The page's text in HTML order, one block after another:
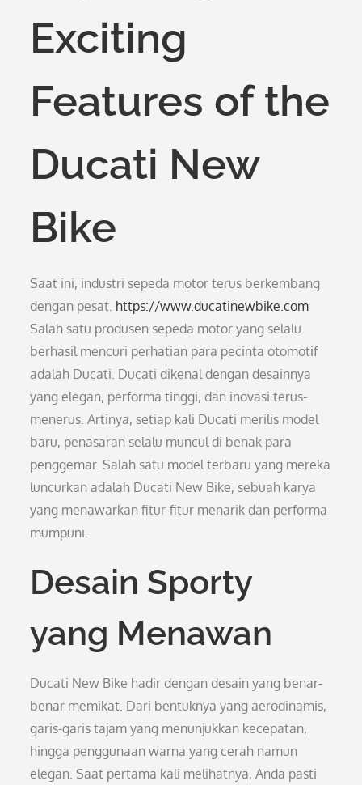
Exciting
Features of the
Ducati New
Bike
Saat ini, industri sepeda motor terus berkembang
dengan pesat. https://www.ducatinewbike.com
Salah satu produsen sepeda motor yang selalu
berhasil mencuri perhatian para pecinta otomotif
adalah Ducati. Ducati dikenal dengan desainnya
yang elegan, performa tinggi, dan inovasi terus-
menerus. Artinya, setiap kali Ducati merilis model
baru, penasaran selalu muncul di benak para
penggemar. Salah satu model terbaru yang mereka
luncurkan adalah Ducati New Bike, sebuah karya
yang menawarkan fitur-fitur menarik dan performa
mumpuni.
Desain Sporty
yang Menawan
Ducati New Bike hadir dengan desain yang benar-
benar memikat. Dari bentuknya yang aerodinamis,
garis-garis tajam yang menunjukkan kecepatan,
hingga penggunaan warna yang cerah namun
elegan. Saat pertama kali melihatnya, Anda pasti